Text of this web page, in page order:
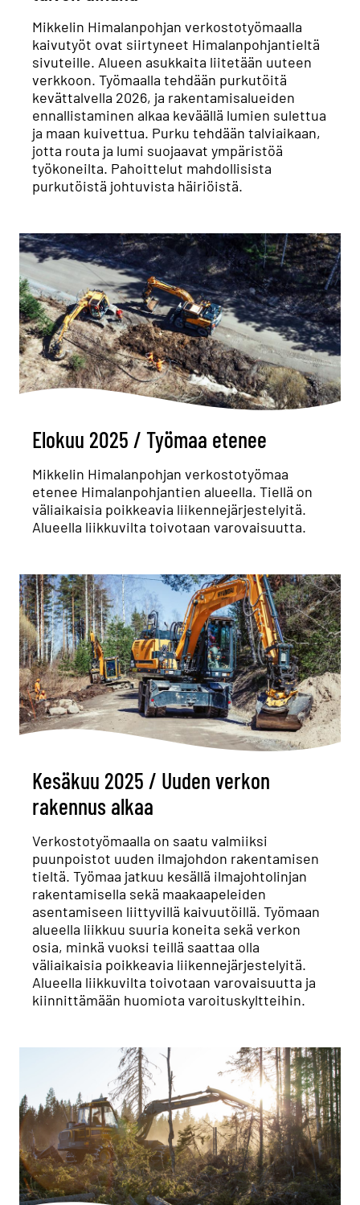
Mikkelin Himalanpohjan verkostotyömaalla
kaivutyöt ovat siirtyneet Himalanpohjantieltä
sivuteille. Alueen asukkaita liitetään uuteen
verkkoon. Työmaalla tehdään purkutöitä
kevättalvella 2026, ja rakentamisalueiden
ennallistaminen alkaa keväällä lumien sulettua
ja maan kuivettua. Purku tehdään talviaikaan,
jotta routa ja lumi suojaavat ympäristöä
työkoneilta. Pahoittelut mahdollisista
purkutöistä johtuvista häiriöistä.
Elokuu 2025 / Työmaa etenee
Mikkelin Himalanpohjan verkostotyömaa
etenee Himalanpohjantien alueella. Tiellä on
väliaikaisia poikkeavia liikennejärjestelyitä.
Alueella liikkuvilta toivotaan varovaisuutta.
Kesäkuu 2025 / Uuden verkon
rakennus alkaa
Verkostotyömaalla on saatu valmiiksi
puunpoistot uuden ilmajohdon rakentamisen
tieltä. Työmaa jatkuu kesällä ilmajohtolinjan
rakentamisella sekä maakaapeleiden
asentamiseen liittyvillä kaivuutöillä. Työmaan
alueella liikkuu suuria koneita sekä verkon
osia, minkä vuoksi teillä saattaa olla
väliaikaisia poikkeavia liikennejärjestelyitä.
Alueella liikkuvilta toivotaan varovaisuutta ja
kiinnittämään huomiota varoituskyltteihin.